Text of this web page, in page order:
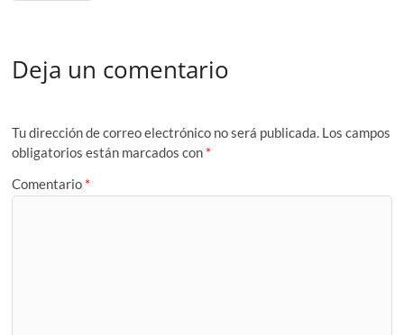
Deja un comentario
Tu dirección de correo electrónico no será publicada. Los campos
obligatorios están marcados con *
Comentario *